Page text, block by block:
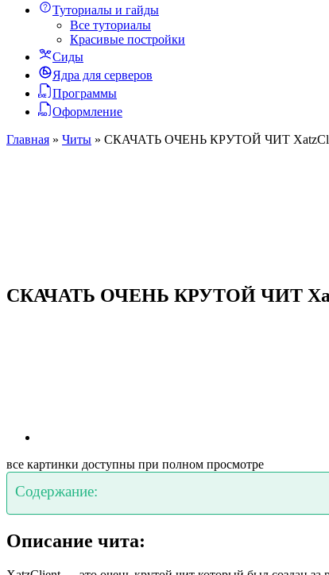
Туториалы и гайды
Все туториалы
Красивые постройки
Сиды
Ядра для серверов
Программы
Оформление
Главная » Читы » СКАЧАТЬ ОЧЕНЬ КРУТОЙ ЧИТ
СКАЧАТЬ ОЧЕНЬ КРУТОЙ ЧИТ
все картинки доступны при полном просмотре
Содержание:
Описание чита: